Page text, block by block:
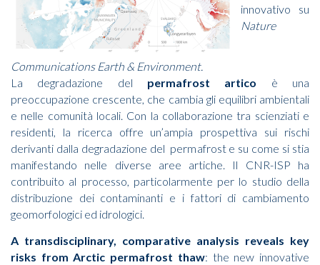
innovativo su
Nature
Communications Earth & Environment.
La degradazione del permafrost artico è una
preoccupazione crescente, che cambia gli equilibri ambientali
e nelle comunità locali. Con la collaborazione tra scienziati e
residenti, la ricerca offre un’ampia prospettiva sui rischi
derivanti dalla degradazione del permafrost e su come si stia
manifestando nelle diverse aree artiche. Il CNR-ISP ha
contribuito al processo, particolarmente per lo studio della
distribuzione dei contaminanti e i fattori di cambiamento
geomorfologici ed idrologici.
A transdisciplinary, comparative analysis reveals key
risks from Arctic permafrost thaw: the new innovative